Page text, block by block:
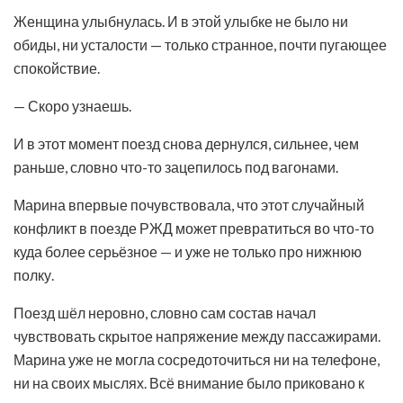
Женщина улыбнулась. И в этой улыбке не было ни
обиды, ни усталости — только странное, почти пугающее
спокойствие.
— Скоро узнаешь.
И в этот момент поезд снова дернулся, сильнее, чем
раньше, словно что-то зацепилось под вагонами.
Марина впервые почувствовала, что этот случайный
конфликт в поезде РЖД может превратиться во что-то
куда более серьёзное — и уже не только про нижнюю
полку.
Поезд шёл неровно, словно сам состав начал
чувствовать скрытое напряжение между пассажирами.
Марина уже не могла сосредоточиться ни на телефоне,
ни на своих мыслях. Всё внимание было приковано к